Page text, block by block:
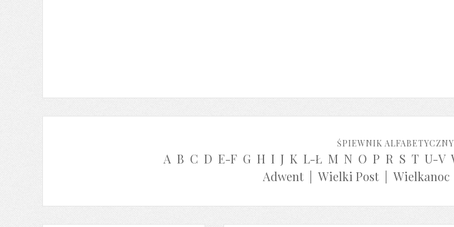
ŚPIEWNIK ALFABETYCZNY
A B C D E-F G H I J K L-Ł M N O P R S T U-V
Adwent| Wielki Post| Wielkanoc